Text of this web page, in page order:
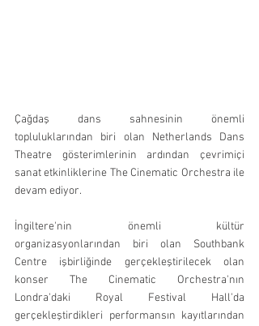
Çağdaş dans sahnesinin önemli
topluluklarından biri olan Netherlands Dans
Theatre gösterimlerinin ardından çevrimiçi
sanat etkinliklerine The Cinematic Orchestra ile
devam ediyor.
İngiltere'nin önemli kültür
organizasyonlarından biri olan Southbank
Centre işbirliğinde gerçekleştirilecek olan
konser The Cinematic Orchestra'nın
Londra'daki Royal Festival Hall'da
gerçekleştirdikleri performansın kayıtlarından